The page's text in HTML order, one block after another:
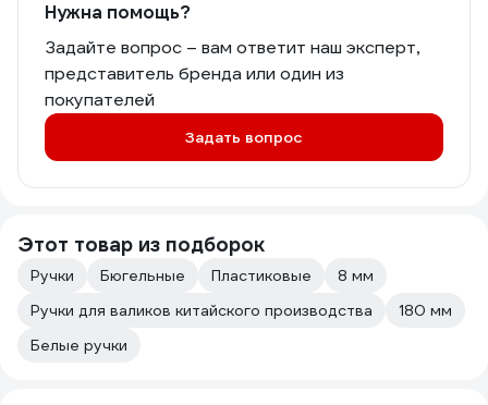
Нужна помощь?
Задайте вопрос – вам ответит наш эксперт,
представитель бренда или один из
покупателей
Задать вопрос
Этот товар из подборок
Ручки Бюгельные Пластиковые
8 мм
Ручки для валиков китайского производства
180 мм
Белые ручки